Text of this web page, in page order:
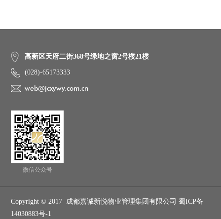
高新区天府二街368号绿地之窗2号楼21楼
(028)-65173333
web@jcxywy.com.cn
微信公众号
Copyright © 2017 成都嘉诚新悦物业管理集团有限公司 蜀ICP备
14030883号-1